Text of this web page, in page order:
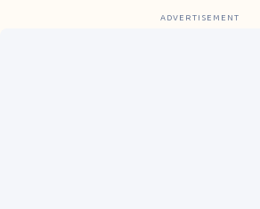
ADVERTISEMENT